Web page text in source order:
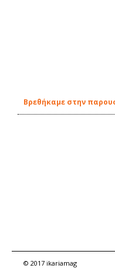
Βρεθήκαμε στην
© 2017 ikariamag